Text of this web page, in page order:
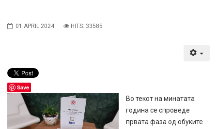
01 APRIL 2024 HITS: 33585
Save
Во текот на минатата
година се спроведе
првата фаза од обуките